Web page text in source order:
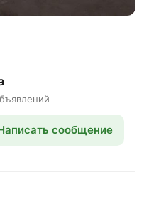
сообщение